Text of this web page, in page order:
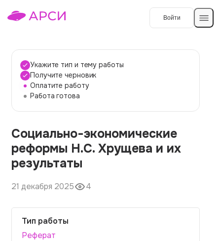
Войти
Темы работ
О сервисе
О компании
Наши гарантии
Вопросы и ответы
Контакты
Укажите тип и тему работы
Получите черновик
Оплатите работу
Работа готова
Социально-экономические
реформы Н.С. Хрущева и их
результаты
21 декабря 2025 4
Тип работы
Реферат